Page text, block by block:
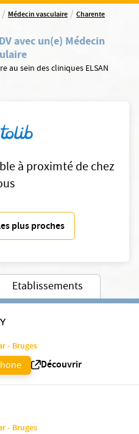
/ Médecin vasculaire / Charente
avec un(e) Médecin
au sein des cliniques ELSAN
à proximté de chez
plus proches
Etablissements
- Bruges
Découvrir
- Bruges